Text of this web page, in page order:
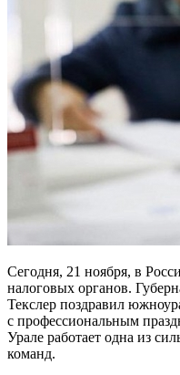
Сегодня, 21 ноября, в
налоговых органов.
Текслер поздравил
с профессиональным
Урале работает одна из
команд.